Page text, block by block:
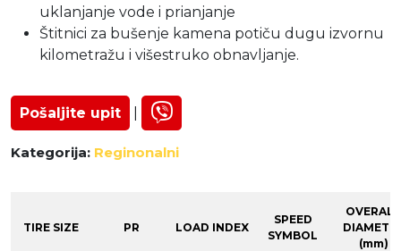
uklanjanje vode i prianjanje
Štitnici za bušenje kamena potiču dugu izvornu
kilometražu i višestruko obnavljanje.
Pošaljite upit
Kategorija: Reginonalni
TIRE SIZE PR LOAD INDEX
SPEED
SYMBOL
OVERALL
(mm)